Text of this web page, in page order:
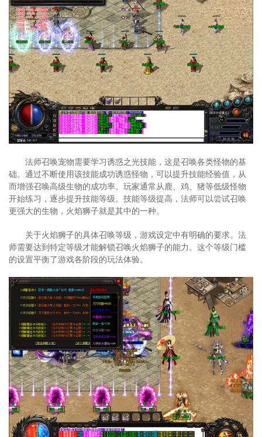
法师召唤宠物需要学习诱惑之光技能，这是召唤各类怪物的基
础。通过不断使用该技能成功诱惑怪物，可以提升技能经验值，从
而增强召唤高级生物的成功率。玩家通常从鹿、鸡、猪等低级怪物
开始练习，逐步提升技能等级。技能等级提高，法师可以尝试召唤
更强大的生物，火焰狮子就是其中的一种。
关于火焰狮子的具体召唤等级，游戏设定中有明确的要求。法
师需要达到特定等级才能解锁召唤火焰狮子的能力。这个等级门槛
的设置平衡了游戏各阶段的玩法体验。